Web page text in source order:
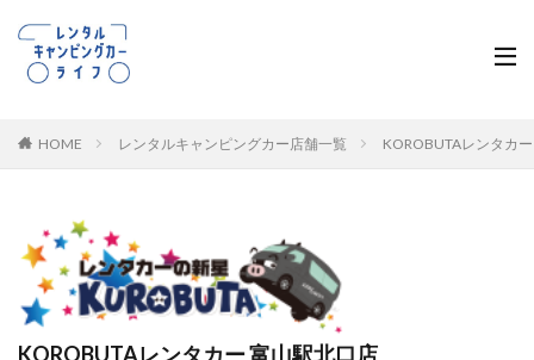
HOME レンタルキャンピングカー店舗一覧 KOROBUTAレンタカ
KOROBUTAレンタカー 富山駅北口店